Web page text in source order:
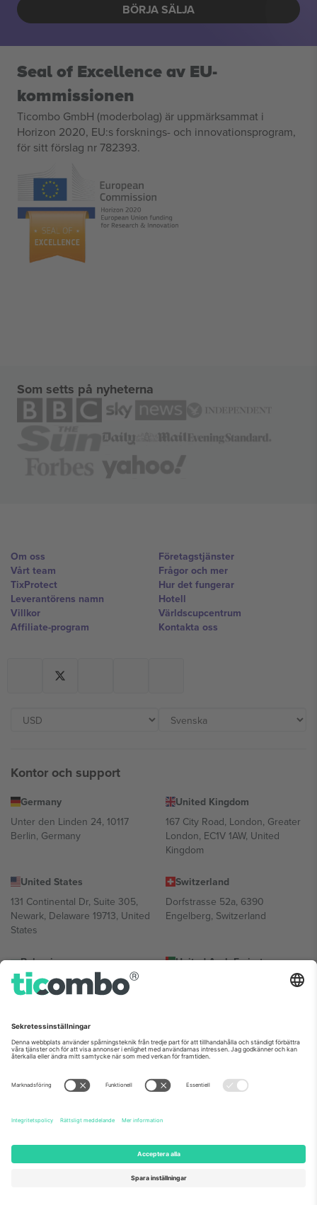
BÖRJA SÄLJA
Seal of Excellence av EU-
kommissionen
Ticombo GmbH (moderbolag) är uppmärksammat i
Horizon 2020, EU:s forsknings- och innovationsprogram,
för sitt förslag nr 782393.
Som setts på nyheterna
Om oss
Vårt team
TixProtect
Leverantörens namn
Villkor
Affiliate-program
Företagstjänster
Frågor och mer
Hur det fungerar
Hotell
Världscupcentrum
Kontakta oss
Kontor och support
Germany
Unter den Linden 24, 10117
Berlin, Germany
United Kingdom
167 City Road, London, Greater
London, EC1V 1AW, United
Kingdom
United States
131 Continental Dr, Suite 305,
Newark, Delaware 19713, United
States
Switzerland
Dorfstrasse 52a, 6390
Engelberg, Switzerland
Bulgaria
Regus Sofia City West, bul
Totleben 53-55, 1606 Sofia,
United Arab Emirates
UAE Dubai Silicon Oasis, DDP
Mexico
Av Chapultepec 360, Roma
Norte, Cuauhtémoc, 06700
Ciudad de México, CDMX,
plats, evenemang och/eller domän. För detaljer, se specifik
evenemangssida, avtryck och villkor.,Leverantörens namn
© 2026 Ticombo. Alla rättigheter förbehållna.